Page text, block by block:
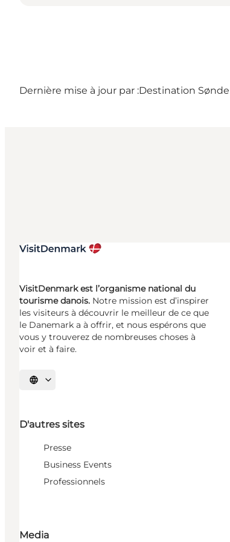
Dernière mise à jour par :Destination
VisitDenmark est l’organisme national du
tourisme danois. Notre mission est d’inspirer
les visiteurs à découvrir le meilleur de ce que
le Danemark a à offrir, et nous espérons que
vous y trouverez de nombreuses choses à
voir et à faire.
Choisissez la langue
D'autres sites
Presse
Business Events
Professionnels
Media